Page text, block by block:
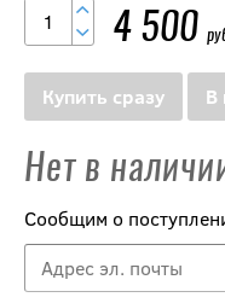
4 500
Купить сразу В
Нет в
Сообщим о